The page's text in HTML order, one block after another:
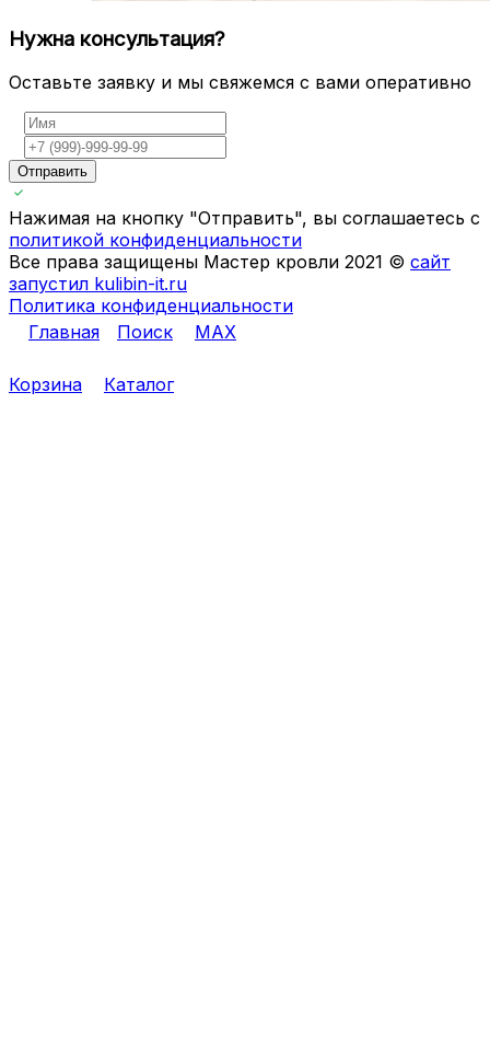
Нужна консультация?
Оставьте заявку и мы свяжемся с вами оперативно
Отправить
Нажимая на кнопку "Отправить", вы соглашаетесь с
политикой конфиденциальности
Все права защищены Мастер кровли 2021 © сайт
запустил kulibin-it.ru
Политика конфиденциальности
Главная
Поиск MAX
Корзина Каталог